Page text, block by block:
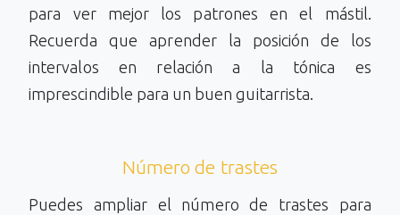
para ver mejor los patrones en el mástil.
Recuerda que aprender la posición de los
intervalos en relación a la tónica es
imprescindible para un buen guitarrista.
Número de trastes
Puedes ampliar el número de trastes para